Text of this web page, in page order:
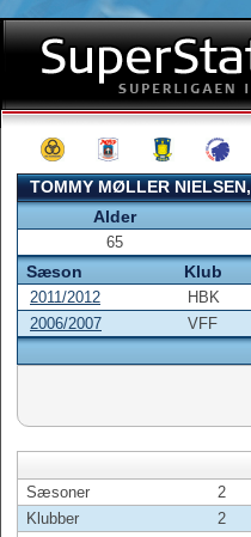
TOMMY MØLLER
Alder
65
Sæson Klub
2011/2012 HBK
2006/2007
VFF
Sæsoner
2
Klubber
2